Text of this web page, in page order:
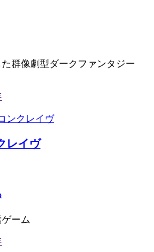
群像劇型ダークファンタジー
レイヴ
ーム